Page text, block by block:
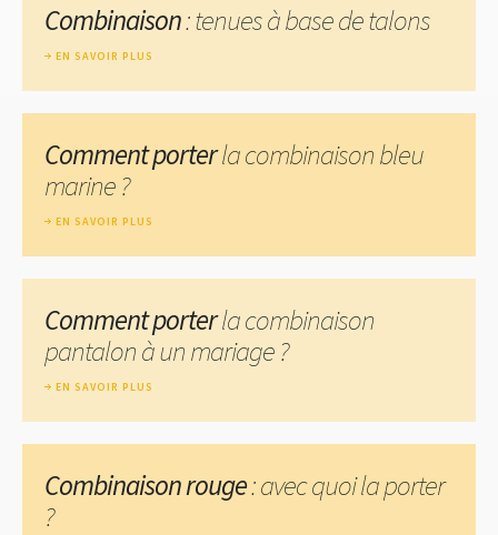
Combinaison: tenues à base de talons
EN SAVOIR PLUS
Comment porterla combinaison bleu
marine ?
EN SAVOIR PLUS
Comment porterla combinaison
pantalon à un mariage ?
EN SAVOIR PLUS
Combinaison rouge: avec quoi la porter
?